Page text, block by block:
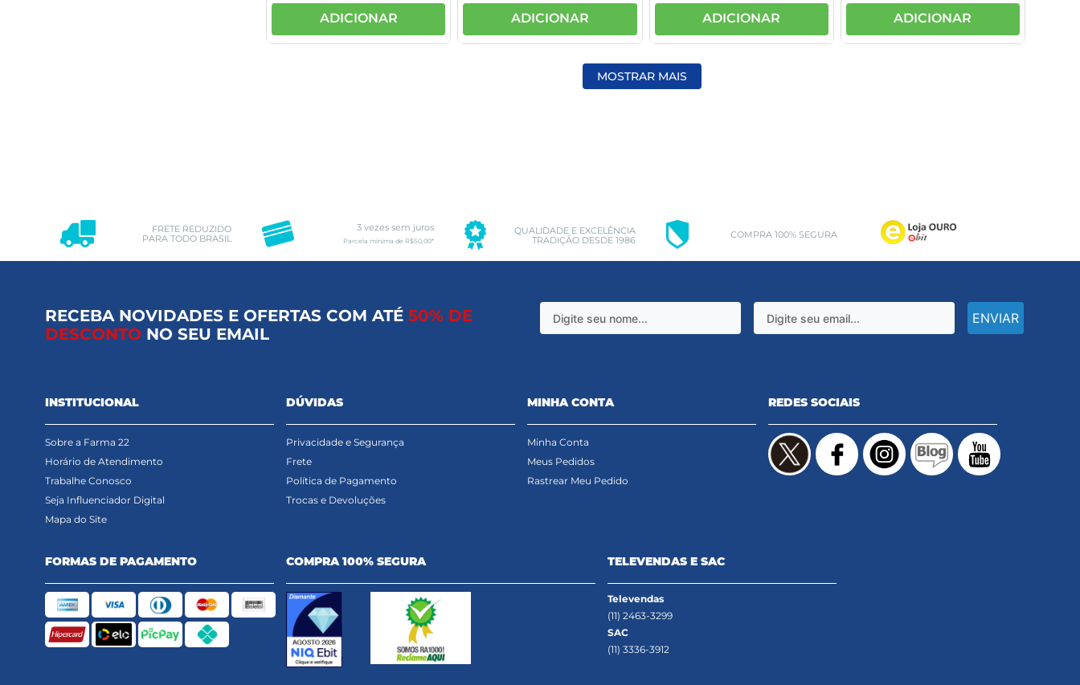
ADICIONAR ADICIONAR ADICIONAR ADICIONAR
MOSTRAR MAIS
FRETE REDUZIDO
PARA TODO BRASIL
3 vezes sem juros
Parcela mínima de R$50,00*
QUALIDADE E EXCELÊNCIA
TRADIÇÃO DESDE 1986
COMPRA 100% SEGURA
RECEBA NOVIDADES E OFERTAS COM ATÉ 50% DE
DESCONTO NO SEU EMAIL
ENVIAR
INSTITUCIONAL
Sobre a Farma 22
Horário de Atendimento
Trabalhe Conosco
Seja Influenciador Digital
Mapa do Site
DÚVIDAS
Privacidade e Segurança
Frete
Política de Pagamento
Trocas e Devoluções
MINHA CONTA
Minha Conta
Meus Pedidos
Rastrear Meu Pedido
REDES SOCIAIS
FORMAS DE PAGAMENTO COMPRA 100% SEGURA TELEVENDAS E SAC
Televendas
(11) 2463-3299
SAC
(11) 3336-3912